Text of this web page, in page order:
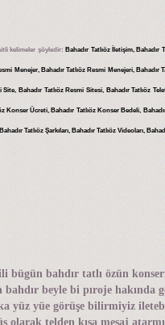
kelimeler şöyledir: Bahadır Tatlıöz İletişim, Bahadır
Menejer, Bahadır Tatlıöz Resmi Menejeri,
Bahadır Tatlıöz Resmi Sitesi, Bahadır Tatlıöz
Konser Ücreti, Bahadır Tatlıöz Konser Bedeli,
Tatlıöz Şarkıları, Bahadır Tatlıöz Videoları,
bügün bahdır tatlı özün
beyle bi pıroje hakında
yüz yüe görüşe bilirmiyiz
telden kısa mesaj